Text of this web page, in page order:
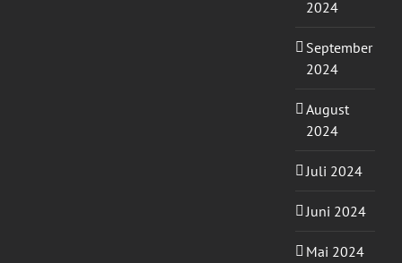
2024
September
2024
August
2024
Juli 2024
Juni 2024
Mai 2024